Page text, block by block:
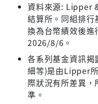
資料來源: Lipper
結算所。同組排
換為台幣績效後進
2026/8/6。
各系列基金資訊
細等)是由Lipper
際狀況有所差異
準。